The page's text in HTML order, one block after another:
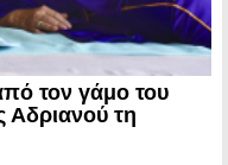
τον γάμο του
Αδριανού τη